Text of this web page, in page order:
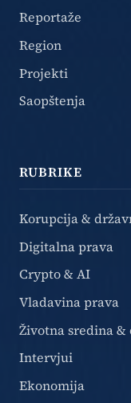
Reportaže
Region
Projekti
Saopštenja
RUBRIKE
Korupcija &
Digitalna prava
Crypto & AI
Vladavina prava
Životna sredina
Intervjui
Ekonomija